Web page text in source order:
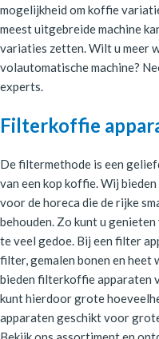
mogelijkheid om koffie
meest uitgebreide machine
variaties zetten. Wilt u meer
volautomatische machine?
experts.
Filterkoffie
De filtermethode is een
van een kop koffie. Wij
voor de horeca die de rijke
behouden. Zo kunt u
te veel gedoe. Bij een filter
filter, gemalen bonen en
bieden filterkoffie apparaten
kunt hierdoor grote
apparaten geschikt voor